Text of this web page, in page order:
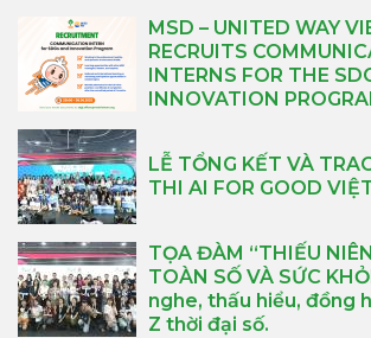
MSD – UNITED WAY
RECRUITS
INTERNS FOR THE
INNOVATION
LỄ TỔNG KẾT VÀ
THI AI FOR GOOD
TỌA ĐÀM “THIẾU
TOÀN SỐ VÀ SỨC
nghe, thấu hiểu, đồng
Z thời đại số.